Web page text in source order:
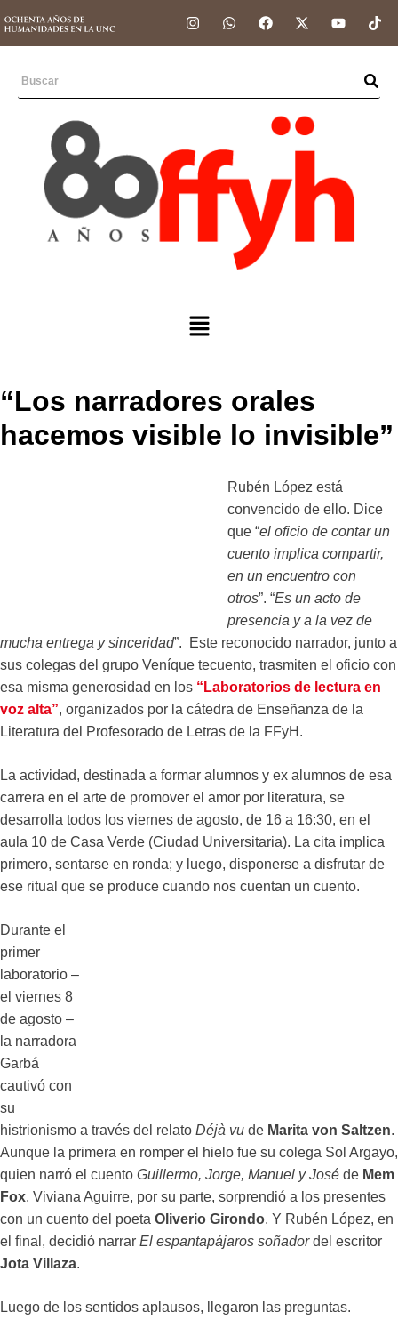
“Los narradores orales
hacemos visible lo invisible”
Rubén López está
convencido de ello. Dice
que “el oficio de contar un
cuento implica compartir,
en un encuentro con
otros”. “Es un acto de
presencia y a la vez de
mucha entrega y sinceridad”. Este reconocido narrador, junto a
sus colegas del grupo Veníque tecuento, trasmiten el oficio con
esa misma generosidad en los “Laboratorios de lectura en
voz alta”, organizados por la cátedra de Enseñanza de la
Literatura del Profesorado de Letras de la FFyH.
La actividad, destinada a formar alumnos y ex alumnos de esa
carrera en el arte de promover el amor por literatura, se
desarrolla todos los viernes de agosto, de 16 a 16:30, en el
aula 10 de Casa Verde (Ciudad Universitaria). La cita implica
primero, sentarse en ronda; y luego, disponerse a disfrutar de
ese ritual que se produce cuando nos cuentan un cuento.
Durante el
primer
laboratorio –
el viernes 8
de agosto –
la narradora
Garbá
cautivó con
su
histrionismo a través del relato Déjà vu de Marita von Saltzen.
Aunque la primera en romper el hielo fue su colega Sol Argayo,
quien narró el cuento Guillermo, Jorge, Manuel y José de Mem
Fox. Viviana Aguirre, por su parte, sorprendió a los presentes
con un cuento del poeta Oliverio Girondo. Y Rubén López, en
el final, decidió narrar El espantapájaros soñadordel escritor
Jota Villaza.
Luego de los sentidos aplausos, llegaron las preguntas.